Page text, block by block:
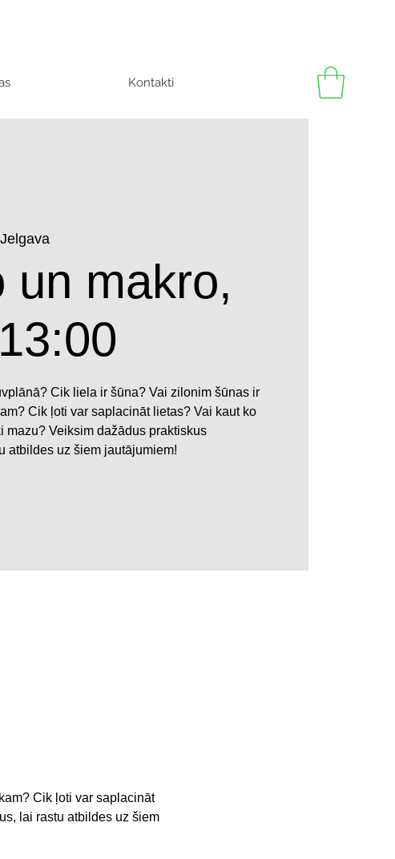
Kontakti
Jelgava
un makro,
Cik liela ir šūna? Vai zilonim šūnas ir
Cik ļoti var saplacināt lietas? Vai kaut ko
mazu? Veiksim dažādus praktiskus
atbildes uz šiem jautājumiem!
Cik ļoti var saplacināt
lai rastu atbildes uz šiem